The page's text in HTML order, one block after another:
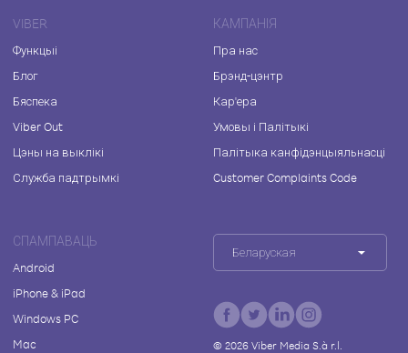
VIBER
Функцыі
Блог
Бяспека
Viber Out
Цэны на выклікі
Служба падтрымкі
КАМПАНІЯ
Пра нас
Брэнд-цэнтр
Кар'ера
Умовы і Палітыкі
Палітыка канфідэнцыяльнасці
Customer Complaints Code
СПАМПАВАЦЬ
Android
iPhone & iPad
Windows PC
Mac
Беларуская
© 2026Viber Media S.à r.l.